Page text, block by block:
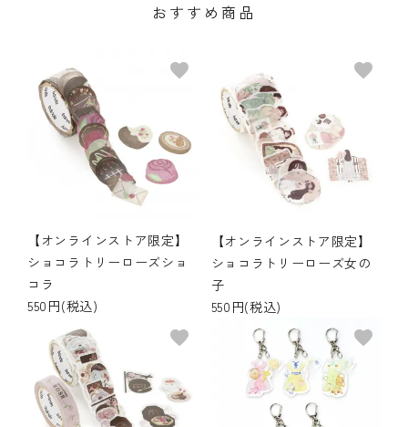
おすすめ商品
【オンラインストア限定】
ショコラトリーローズショ
コラ
550円(税込)
favorite
【オンラインストア限定】
ショコラトリーローズ女の
子
550円(税込)
favorite
favorite favorite